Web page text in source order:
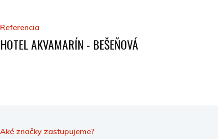
Referencia
HOTEL AKVAMARÍN - BEŠEŇOVÁ
Aké značky zastupujeme?